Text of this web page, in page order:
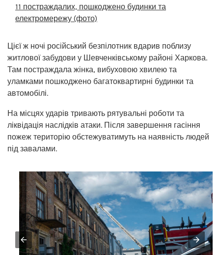
11 постраждалих, пошкоджено будинки та
електромережу (фото)
Цієї ж ночі російський безпілотник вдарив поблизу
житлової забудови у Шевченківському районі Харкова.
Там постраждала жінка, вибуховою хвилею та
уламками пошкоджено багатоквартирні будинки та
автомобілі.
На місцях ударів тривають рятувальні роботи та
ліквідація наслідків атаки. Після завершення гасіння
пожеж територію обстежуватимуть на наявність людей
під завалами.